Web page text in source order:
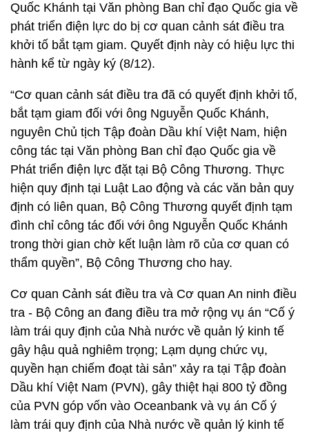
Quốc Khánh tại Văn phòng Ban chỉ đạo Quốc gia về
phát triển điện lực do bị cơ quan cảnh sát điều tra
khởi tố bắt tạm giam. Quyết định này có hiệu lực thi
hành kể từ ngày ký (8/12).
“Cơ quan cảnh sát điều tra đã có quyết định khởi tố,
bắt tạm giam đối với ông Nguyễn Quốc Khánh,
nguyên Chủ tịch Tập đoàn Dầu khí Việt Nam, hiện
công tác tại Văn phòng Ban chỉ đạo Quốc gia về
Phát triển điện lực đặt tại Bộ Công Thương. Thực
hiện quy định tại Luật Lao động và các văn bản quy
định có liên quan, Bộ Công Thương quyết định tạm
đình chỉ công tác đối với ông Nguyễn Quốc Khánh
trong thời gian chờ kết luận làm rõ của cơ quan có
thẩm quyền”, Bộ Công Thương cho hay.
Cơ quan Cảnh sát điều tra và Cơ quan An ninh điều
tra - Bộ Công an đang điều tra mở rộng vụ án “Cố ý
làm trái quy định của Nhà nước về quản lý kinh tế
gây hậu quả nghiêm trọng; Lạm dụng chức vụ,
quyền hạn chiếm đoạt tài sản” xảy ra tại Tập đoàn
Dầu khí Việt Nam (PVN), gây thiệt hại 800 tỷ đồng
của PVN góp vốn vào Oceanbank và vụ án Cố ý
làm trái quy định của Nhà nước về quản lý kinh tế